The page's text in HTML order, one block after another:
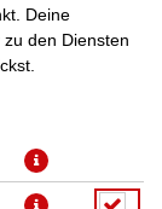
Deine
den Diensten